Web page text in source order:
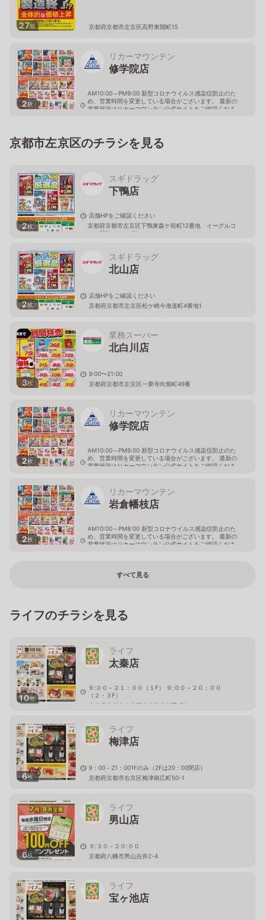
27枚 京都府京都市左京区高野東開町15
2枚
リカーマウンテン
修学院店
AM10:00～PM9:00 新型コロナウイルス感染症防止のた
め、営業時間を変更している場合がございます。 最新の
営業状況はリカーマウンテン公式サイトをご確認くださ
京都市左京区のチラシを見る
2枚
スギドラッグ
下鴨店
店舗HPをご確認ください
京都府京都市左京区下鴨東森ケ前町12番地 イーグルコ
ート下鴨テラス1階
2枚
スギドラッグ
北山店
店舗HPをご確認ください
京都府京都市左京区松ケ崎今海道町4番地1
3枚
業務スーパー
北白川店
9:00〜21:00
京都府京都市左京区一乗寺向畑町49番
2枚
リカーマウンテン
修学院店
AM10:00～PM9:00 新型コロナウイルス感染症防止のた
め、営業時間を変更している場合がございます。 最新の
営業状況はリカーマウンテン公式サイトをご確認くださ
2枚
リカーマウンテン
岩倉幡枝店
AM10:00～PM8:00 新型コロナウイルス感染症防止のた
め、営業時間を変更している場合がございます。 最新の
営業状況はリカーマウンテン公式サイトをご確認くださ
すべて見る
ライフのチラシを見る
10枚
ライフ
太秦店
９:００－２１：００（１F） ９:００－２０：００
（２・３F）
京都府京都市右京区太秦安井池田町6
6枚
ライフ
梅津店
9：00－21：001Fのみ（2Fは20：00閉店）
京都府京都市右京区梅津南広町50-1
6枚
ライフ
男山店
９:３０－２０:００
京都府八幡市男山吉井2-4
ライフ
宝ヶ池店